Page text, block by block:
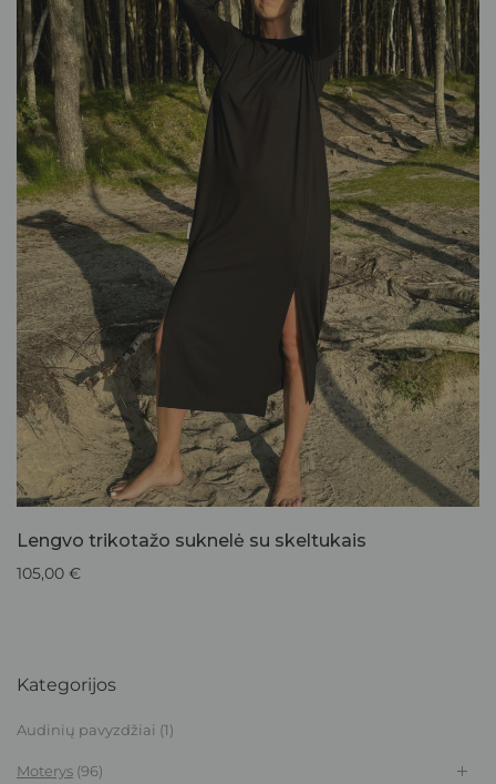
Lengvo trikotažo suknelė su skeltukais
105,00 €
Kategorijos
Audinių pavyzdžiai (1)
Moterys (96)